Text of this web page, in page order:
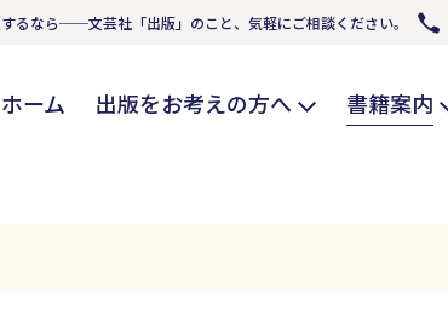
るなら──文芸社「出版」のこと、気軽にご相談ください。
ホーム 出版をお考えの方へ 書籍案内